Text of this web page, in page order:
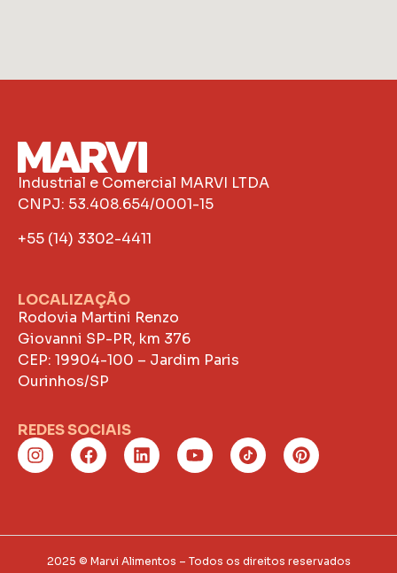
Industrial e Comercial MARVI LTDA
CNPJ: 53.408.654/0001-15
+55 (14) 3302-4411
LOCALIZAÇÃO
Rodovia Martini Renzo
Giovanni SP-PR, km 376
CEP: 19904-100 – Jardim Paris
Ourinhos/SP
REDES SOCIAIS
2025 © Marvi Alimentos – Todos os direitos reservados